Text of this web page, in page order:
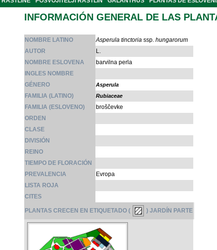
INFORMACIÓN GENERAL DE LAS
NOMBRE LATINO Asperula tinctoria ssp. hungarorum
AUTOR
L.
NOMBRE ESLOVENA
barvilna perla
INGLES NOMBRE
GÉNERO
Asperula
FAMILIA (LATINO) Rubiaceae
FAMILIA (ESLOVENO)
broščevke
ORDEN
CLASE
DIVISIÓN
REINO
TIEMPO DE FLORACIÓN
PREVALENCIA
Evropa
LISTA ROJA
CITES
PLANTAS CRECEN EN ETIQUETADO ( ) JARDÍN PARTE